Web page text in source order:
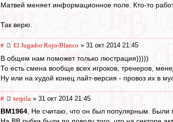
Матвей меняет информационное поле. Кто-то
Так верю.
# El Jugador Rojo-Blanco » 31 окт 2014 21:45
В общем нам поможет только люстрация)))))
То есть смена вообще всех игроков, тренеров,
Ну или на худой конец лайт-версия - провоз их в
# terpila » 31 окт 2014 21:45
BM1964, Не считаю, что он был популярным. Были